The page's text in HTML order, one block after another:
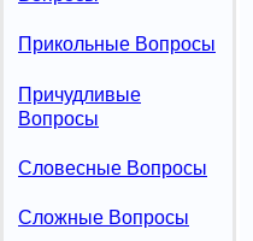
Прикольные Вопросы
Причудливые
Вопросы
Словесные Вопросы
Сложные Вопросы